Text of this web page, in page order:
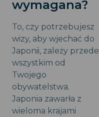
wymagana?
To, czy potrzebujesz
wizy, aby wjechać do
Japonii, zależy przede
wszystkim od
Twojego
obywatelstwa.
Japonia zawarła z
wieloma krajami